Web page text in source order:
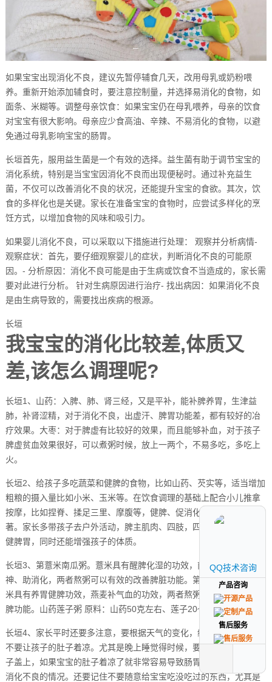
如果宝宝出现消化不良，建议先暂停辅食几天，改用母乳或奶粉喂
养。重新开始添加辅食时，要注意控制量，并选择易消化的食物，如
面条、米糊等。调整母亲饮食：如果宝宝仍在母乳喂养，母亲的饮食
对宝宝有很大影响。母亲应少食高油、辛辣、不易消化的食物，以避
免通过母乳影响宝宝的肠胃。
长垣首先，服用益生菌是一个有效的选择。益生菌有助于调节宝宝的
消化系统，特别是当宝宝因消化不良而出现便秘时。通过补充益生
菌，不仅可以改善消化不良的状况，还能提升宝宝的食欲。其次，饮
食的多样化也是关键。家长在准备宝宝的食物时，应尝试多样化的烹
饪方式，以增加食物的风味和吸引力。
如果婴儿消化不良，可以采取以下措施进行处理： 观察并分析病情-
观察症状：首先，要仔细观察婴儿的症状，判断消化不良的可能原
因。- 分析原因：消化不良可能是由于生病或饮食不当造成的，家长需
要对此进行分析。 针对生病原因进行治疗- 找出病因：如果消化不良
是由生病导致的，需要找出疾病的根源。
长垣
我宝宝的消化比较差,体质又
差,该怎么调理呢?
长垣1、山药：入脾、肺、肾三经，又是平补，能补脾养胃，生津益
肺，补肾涩精，对于消化不良，出虚汗、脾胃功能差，都有较好的冶
疗效果。大枣：对于脾虚有比较好的效果，而且能够补血，对于孩子
脾虚贫血效果很好，可以煮粥时候，放上一两个，不易多吃，多吃上
火。
长垣2、给孩子多吃蔬菜和健脾的食物，比如山药、芡实等，适当增加
粗粮的摄入量比如小米、玉米等。在饮食调理的基础上配合小儿推拿
按摩，比如捏脊、揉足三里、摩腹等，健脾、促消化的功效十分显
著。家长多带孩子去户外活动，脾主肌肉、四肢，四肢多运动也可以
健脾胃，同时还能增强孩子的体质。
长垣3、第薏米南瓜粥。薏米具有醒脾化湿的功效，南瓜可以养血安
神、助消化，两者熬粥可以有效的改善脾脏功能。第小米燕麦粥。小
米具有养胃健脾功效，燕麦补气血的功效，两者熬粥可以很好的调理
脾功能。山药莲子粥 原料：山药50克左右、莲子20~30克。
长垣4、家长平时还要多注意，要根据天气的变化，给孩子增加衣物，
不要让孩子的肚子着凉。尤其是晚上睡觉得时候，要记住给宝宝的肚
子盖上，如果宝宝的肚子着凉了就非常容易导致肠胃功能不好，出现
消化不良的情况。还要记住不要随意给宝宝吃没吃过的东西，尤其是
QQ技术咨询
产品咨询
售后服务
QQ技术咨询
产品咨询
售后服务